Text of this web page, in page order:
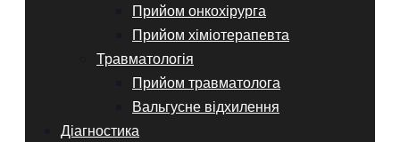
Прийом онкохірурга
Прийом хіміотерапевта
Травматологія
Прийом травматолога
Вальгусне відхилення
Діагностика